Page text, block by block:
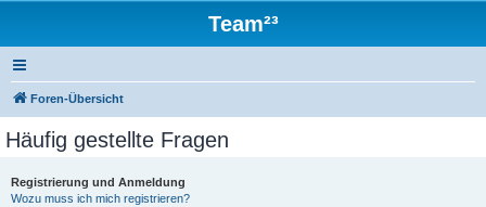
Team²³
Foren-Übersicht
Häufig gestellte Fragen
Registrierung und Anmeldung
Wozu muss ich mich registrieren?